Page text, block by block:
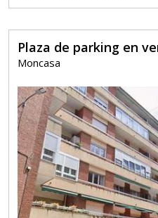
Plaza de parking en
Moncasa